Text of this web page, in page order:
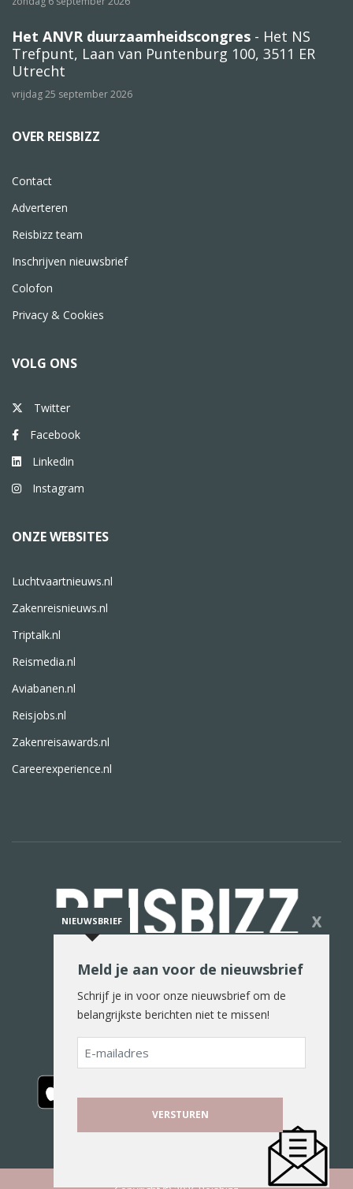
Het ANVR duurzaamheidscongres - Het NS
Trefpunt, Laan van Puntenburg 100, 3511 ER
Utrecht
vrijdag 25 september 2026
OVER REISBIZZ
Contact
Adverteren
Reisbizz team
Inschrijven nieuwsbrief
Colofon
Privacy & Cookies
VOLG ONS
Twitter
Facebook
Linkedin
Instagram
ONZE WEBSITES
Luchtvaartnieuws.nl
Zakenreisnieuws.nl
Triptalk.nl
Reismedia.nl
Aviabanen.nl
Reisjobs.nl
Zakenreisawards.nl
Careerexperience.nl
De reiswereld in woord en beeld
NIEUWSBRIEF X
Meld je aan voor de nieuwsbrief
Schrijf je in voor onze nieuwsbrief om de
belangrijkste berichten niet te missen!
E-
mailadres